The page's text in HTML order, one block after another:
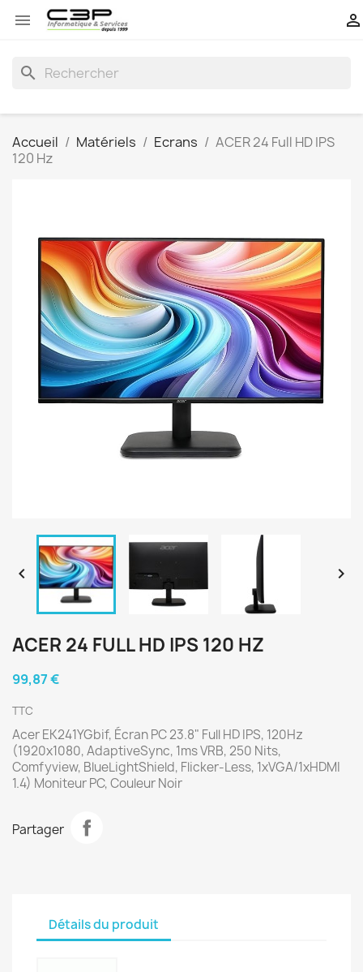
 
search
Accueil Matériels Ecrans
ACER 24 Full HD IPS
120 Hz
 
ACER 24 FULL HD IPS 120 HZ
99,87 €
TTC
Acer EK241YGbif, Écran PC 23.8" Full HD IPS, 120Hz
(1920x1080, AdaptiveSync, 1ms VRB, 250 Nits,
Comfyview, BlueLightShield, Flicker-Less, 1xVGA/1xHDMI
1.4) Moniteur PC, Couleur Noir
Partager
Détails du produit